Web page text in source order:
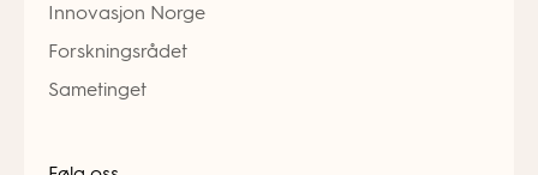
Innovasjon Norge
Forskningsrådet
Sametinget